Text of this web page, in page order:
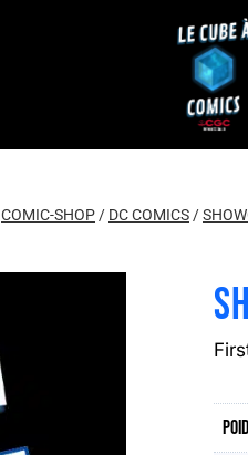
COMIC-SHOP/ DC COMICS/